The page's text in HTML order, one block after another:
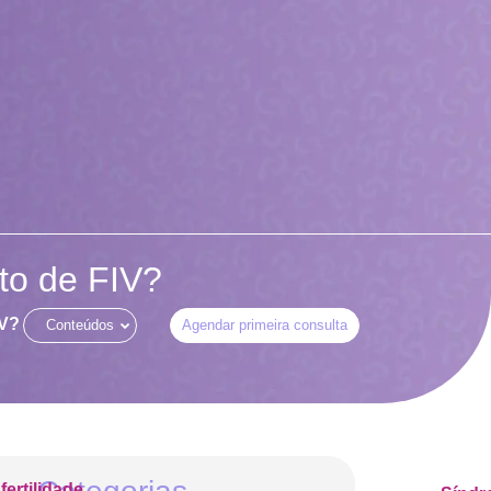
Conteúdos Agendar primeira consulta
de FIV?